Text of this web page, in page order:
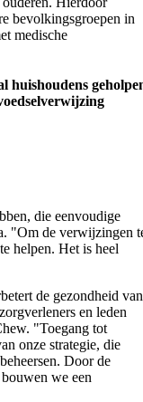
bevolkingsgroepen in
medische
huishoudens
die eenvoudige
"Om de verwijzingen
helpen. Het is heel
de gezondheid van
en leden
"Toegang tot
onze strategie, die
Door de
we een